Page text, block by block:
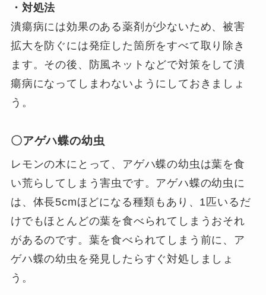
・対処法
潰瘍病には効果のある薬剤が少ないため、被害
拡大を防ぐには発症した箇所をすべて取り除き
ます。その後、防風ネットなどで対策をして潰
瘍病になってしまわないようにしておきましょ
う。
〇アゲハ蝶の幼虫
レモンの木にとって、アゲハ蝶の幼虫は葉を食
い荒らしてしまう害虫です。アゲハ蝶の幼虫に
は、体長5cmほどになる種類もあり、1匹いるだ
けでもほとんどの葉を食べられてしまうおそれ
があるのです。葉を食べられてしまう前に、ア
ゲハ蝶の幼虫を発見したらすぐ対処しましょ
う。